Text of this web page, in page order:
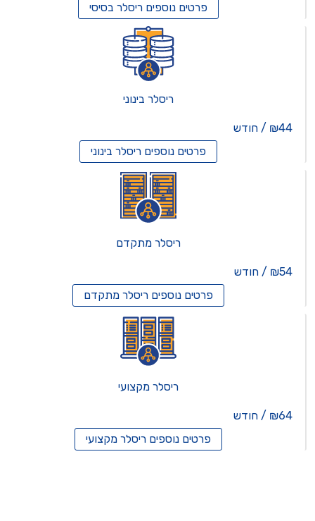
פרטים נוספיםריסלר בסיסי
ריסלר בינוני
₪44 / חודש
פרטים נוספיםריסלר בינוני
ריסלר מתקדם
₪54 / חודש
פרטים נוספיםריסלר מתקדם
ריסלר מקצועי
₪64 / חודש
פרטים נוספיםריסלר מקצועי